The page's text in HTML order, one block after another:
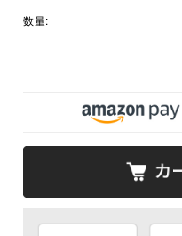
数量: